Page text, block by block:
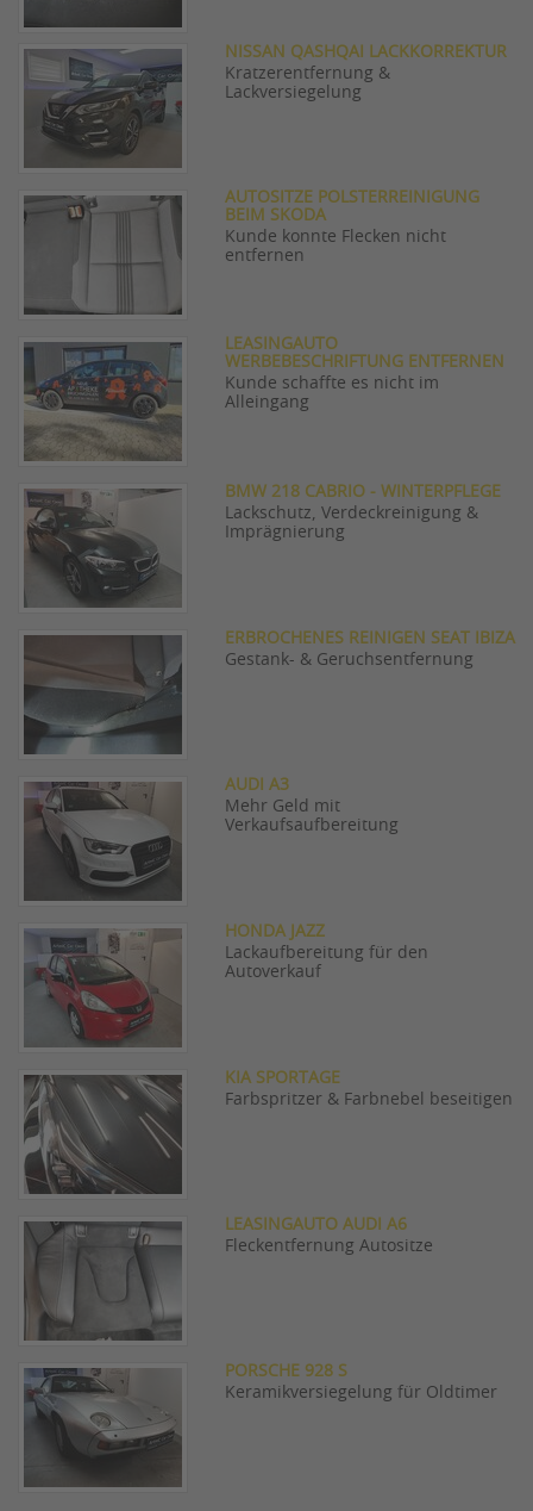
NISSAN QASHQAI LACKKORREKTUR
Kratzerentfernung &
Lackversiegelung
AUTOSITZE POLSTERREINIGUNG
BEIM SKODA
Kunde konnte Flecken nicht
entfernen
LEASINGAUTO
WERBEBESCHRIFTUNG ENTFERNEN
Kunde schaffte es nicht im
Alleingang
BMW 218 CABRIO - WINTERPFLEGE
Lackschutz, Verdeckreinigung &
Imprägnierung
ERBROCHENES REINIGEN SEAT IBIZA
Gestank- & Geruchsentfernung
AUDI A3
Mehr Geld mit
Verkaufsaufbereitung
HONDA JAZZ
Lackaufbereitung für den
Autoverkauf
KIA SPORTAGE
Farbspritzer & Farbnebel beseitigen
LEASINGAUTO AUDI A6
Fleckentfernung Autositze
PORSCHE 928 S
Keramikversiegelung für Oldtimer